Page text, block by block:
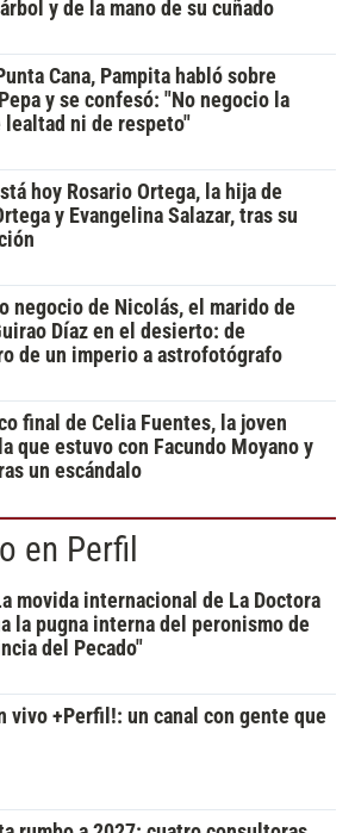
y de la mano de su cuñado
Cana, Pampita habló sobre
y se confesó: "No negocio la
lealtad ni de respeto"
hoy Rosario Ortega, la hija de
y Evangelina Salazar, tras su
negocio de Nicolás, el marido de
Díaz en el desierto: de
de un imperio a astrofotógrafo
final de Celia Fuentes, la joven
que estuvo con Facundo Moyano y
un escándalo
en Perfil
movida internacional de La Doctora
la pugna interna del peronismo de
del Pecado"
vivo +Perfil!: un canal con gente que